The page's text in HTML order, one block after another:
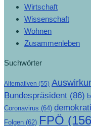
Wirtschaft
Wissenschaft
Wohnen
Zusammenleben
Suchwörter
Alternativen (55)
Bundespräsident (86)
Coronavirus (64)
Folgen (62) FPÖ